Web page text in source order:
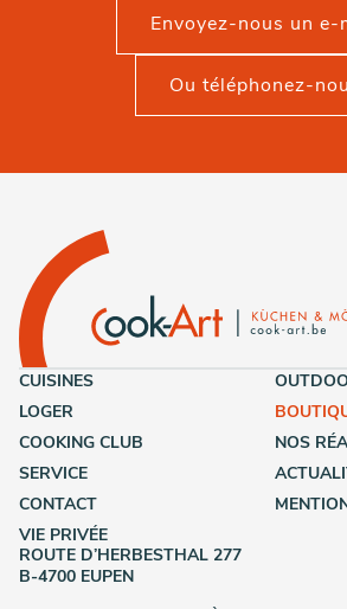
Envoyez-nous un e-
Ou téléphonez-
CUISINES
LOGER
COOKING CLUB
NOS
SERVICE
CONTACT
VIE PRIVÉE
ROUTE D’HERBESTHAL 277
B-4700 EUPEN